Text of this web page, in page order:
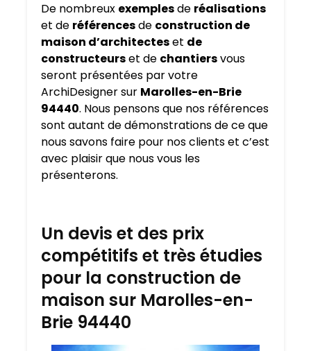
De nombreux exemplesde réalisations
et de référencesde construction de
maison d’architecteset de
constructeurset de chantiersvous
seront présentées par votre
ArchiDesigner sur Marolles-en-Brie
94440. Nous pensons que nos références
sont autant de démonstrations de ce que
nous savons faire pour nos clients et c’est
avec plaisir que nous vous les
présenterons.
Un devis et des prix
compétitifs et très étudies
pour la construction de
maison sur Marolles-en-
Brie 94440